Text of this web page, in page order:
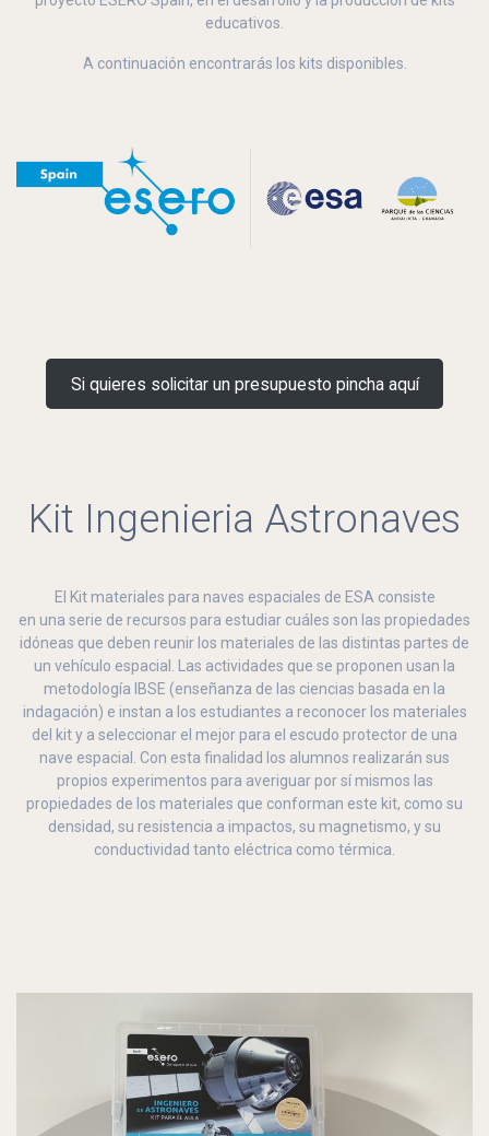
educativos.
A continuación encontrarás los kits disponibles.
Si quieres solicitar un presupuesto pincha aquí
Kit Ingenieria Astronaves
El Kit materiales para naves espaciales de ESA consiste
en una serie de recursos para estudiar cuáles son las propiedades
idóneas que deben reunir los materiales de las distintas partes de
un vehículo espacial. Las actividades que se proponen usan la
metodología IBSE (enseñanza de las ciencias basada en la
indagación) e instan a los estudiantes a reconocer los materiales
del kit y a seleccionar el mejor para el escudo protector de una
nave espacial. Con esta finalidad los alumnos realizarán sus
propios experimentos para averiguar por sí mismos las
propiedades de los materiales que conforman este kit, como su
densidad, su resistencia a impactos, su magnetismo, y su
conductividad tanto eléctrica como térmica.